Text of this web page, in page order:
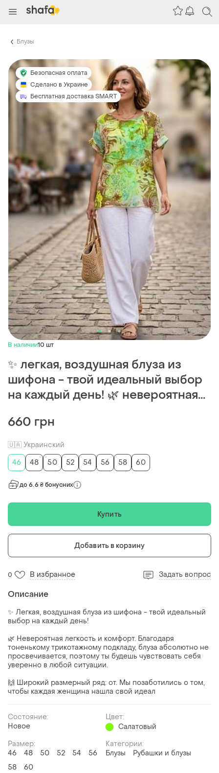
Блузы
Безопасная оплата
Сделано в Украине
Бесплатная доставка SMART
В наличии10 шт
✨ легкая, воздушная блуза из
шифона - твой идеальный выбор
на каждый день! 🌿 невероятная...
660 грн
🇺🇦 Украинский
46
48 50 52 54 56 58 60
до 6.6 ₴ бонусних
Купить
Добавить в корзину
0 В избранное Задать вопрос
Описание
✨ Легкая, воздушная блуза из шифона - твой идеальный
выбор на каждый день!
🌿 Невероятная легкость и комфорт. Благодаря
тоненькому трикотажному подкладу, блуза абсолютно не
просвечивается, поэтому ты будешь чувствовать себя
уверенно в любой ситуации.
🙌 Широкий размерный ряд: от. Мы позаботились о том,
чтобы каждая женщина нашла свой идеал
Состояние:
Новое
Цвет:
Салатовый
Размер:
46
48 50 52 54
56
58
60
Категории:
Блузы
Рубашки и блузы